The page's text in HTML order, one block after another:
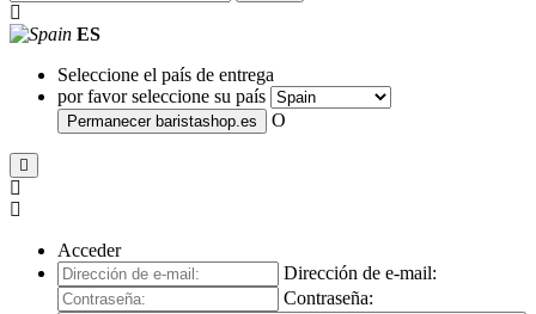
ES
Seleccione el país de entrega
por favor seleccione su país
Permanecer baristashop.es O
Acceder
Dirección de e-mail:
Contraseña: